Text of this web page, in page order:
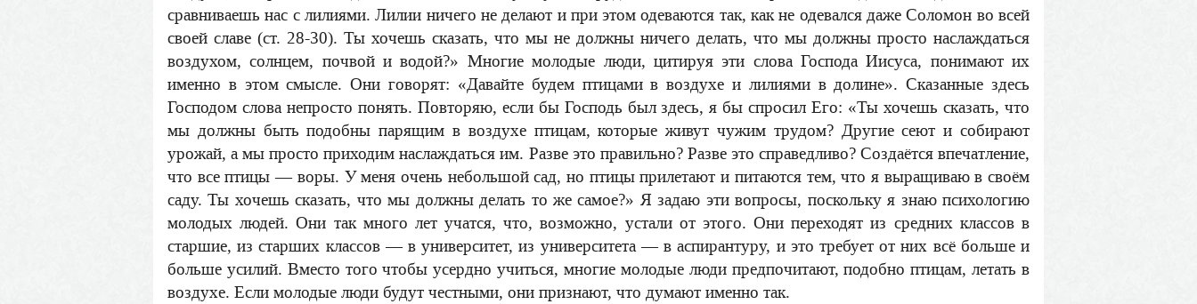
сравниваешь нас с лилиями. Лилии ничего не делают и при этом одеваются так, как не одевался даже Соломон во всей
своей славе (ст. 28-30). Ты хочешь сказать, что мы не должны ничего делать, что мы должны просто наслаждаться
воздухом, солнцем, почвой и водой?» Многие молодые люди, цитируя эти слова Господа Иисуса, понимают их
именно в этом смысле. Они говорят: «Давайте будем птицами в воздухе и лилиями в долине». Сказанные здесь
Господом слова непросто понять. Повторяю, если бы Господь был здесь, я бы спросил Его: «Ты хочешь сказать, что
мы должны быть подобны парящим в воздухе птицам, которые живут чужим трудом? Другие сеют и собирают
урожай, а мы просто приходим наслаждаться им. Разве это правильно? Разве это справедливо? Создаётся впечатление,
что все птицы — воры. У меня очень небольшой сад, но птицы прилетают и питаются тем, что я выращиваю в своём
саду. Ты хочешь сказать, что мы должны делать то же самое?» Я задаю эти вопросы, поскольку я знаю психологию
молодых людей. Они так много лет учатся, что, возможно, устали от этого. Они переходят из средних классов в
старшие, из старших классов — в университет, из университета — в аспирантуру, и это требует от них всё больше и
больше усилий. Вместо того чтобы усердно учиться, многие молодые люди предпочитают, подобно птицам, летать в
воздухе. Если молодые люди будут честными, они признают, что думают именно так.